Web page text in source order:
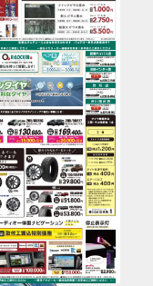
ーズカード
報募集
報
員規約